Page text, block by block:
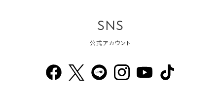
SNS
公式アカウント